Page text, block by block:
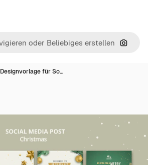
Nach
Designvorlage für So…